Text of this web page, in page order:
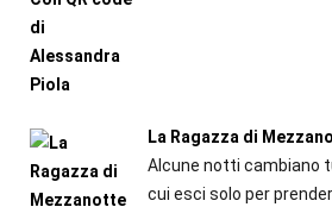
La Ragazza di
Alcune notti cambiano
cui esci solo per